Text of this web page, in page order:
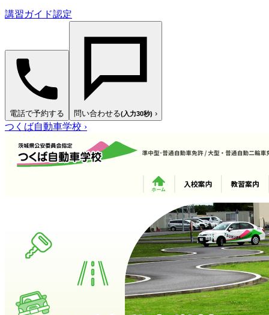
講習ガイド認定
電話で予約する 問い合わせる(入力30秒) ›
つくば自動車学校 ›